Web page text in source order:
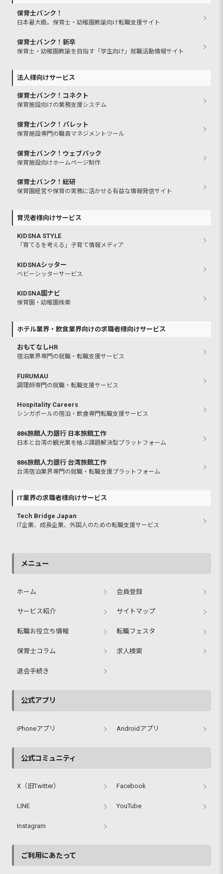
保育士バンク！
日本最大級。保育士・幼稚園教諭向け転職支援サイト
保育士バンク！新卒
保育士・幼稚園教諭を目指す「学生向け」就職活動情報サイト
法人様向けサービス
保育士バンク！コネクト
保育施設向けの業務支援システム
保育士バンク！パレット
保育施設専門の職員マネジメントツール
保育士バンク！ウェブパック
保育施設向けホームページ制作
保育士バンク！総研
保育園経営や保育の実務に活かせる有益な情報発信サイト
育児者様向けサービス
KIDSNA STYLE
「育てるを考える」子育て情報メディア
KIDSNAシッター
ベビーシッターサービス
KIDSNA園ナビ
保育園・幼稚園検索
ホテル業界・飲食業界向けの求職者様向けサービス
おもてなしHR
宿泊業界専門の就職・転職支援サービス
FURUMAU
調理師専門の就職・転職支援サービス
Hospitality Careers
シンガポールの宿泊・飲食専門転職支援サービス
886旅館人力銀行 日本旅館工作
日本と台湾の観光業を結ぶ課題解決型プラットフォーム
886旅館人力銀行 台湾旅館工作
台湾宿泊業界専門の就職・転職支援プラットフォーム
IT業界の求職者様向けサービス
Tech Bridge Japan
IT企業、成長企業、外国人のための転職支援サービス
メニュー
ホーム 会員登録
サービス紹介 サイトマップ
転職お役立ち情報 転職フェスタ
保育士コラム 求人検索
退会手続き
公式アプリ
iPhoneアプリ Androidアプリ
公式コミュニティ
X（旧Twitter） Facebook
LINE YouTube
Instagram
ご利用にあたって